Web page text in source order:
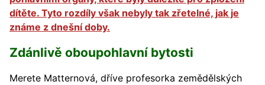
dítěte. Tyto rozdíly však nebyly tak zřetelné, jak je
známe z dnešní doby.
Zdánlivě oboupohlavní bytosti
Merete Matternová, dříve profesorka zemědělských